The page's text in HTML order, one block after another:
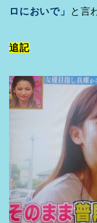
ロにおいで」
と言
追記